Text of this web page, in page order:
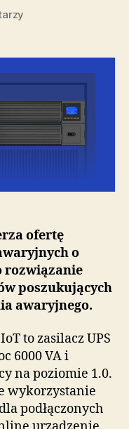
6000
LICR
—
wydajny
UPS
ofertę
o
rozwiązanie
poszukujących
awaryjnego.
to zasilacz UPS
6000 VA i
na poziomie 1.0.
wykorzystanie
podłączonych